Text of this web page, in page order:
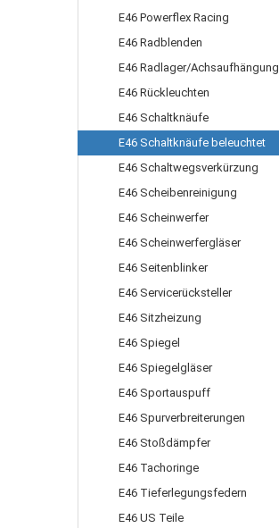
E46 Powerflex Racing
E46 Radblenden
E46 Radlager/Achsaufhängung
E46 Rückleuchten
E46 Schaltknäufe
E46 Schaltknäufe beleuchtet
E46 Schaltwegsverkürzung
E46 Scheibenreinigung
E46 Scheinwerfer
E46 Scheinwerfergläser
E46 Seitenblinker
E46 Servicerücksteller
E46 Sitzheizung
E46 Spiegel
E46 Spiegelgläser
E46 Sportauspuff
E46 Spurverbreiterungen
E46 Stoßdämpfer
E46 Tachoringe
E46 Tieferlegungsfedern
E46 US Teile